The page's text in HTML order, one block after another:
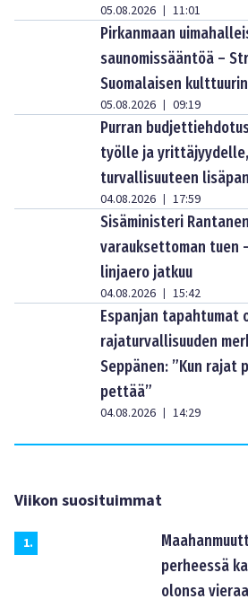
05.08.2026 | 11:01
Pirkanmaan
saunomissääntöä –
Suomalaisen
05.08.2026 | 09:19
Purran
työlle ja
turvallisuuteen
04.08.2026 | 17:59
Sisäministeri
varauksettoman tuen
linjaero jatkuu
04.08.2026 | 15:42
Espanjan tapahtumat
rajaturvallisuuden
Seppänen: ”Kun
pettää”
04.08.2026 | 14:29
Viikon suosituimmat
1.
perheessä
olonsa